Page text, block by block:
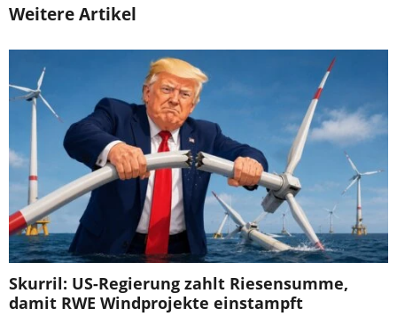
Weitere Artikel
Skurril: US-Regierung zahlt Riesensumme,
damit RWE Windprojekte einstampft